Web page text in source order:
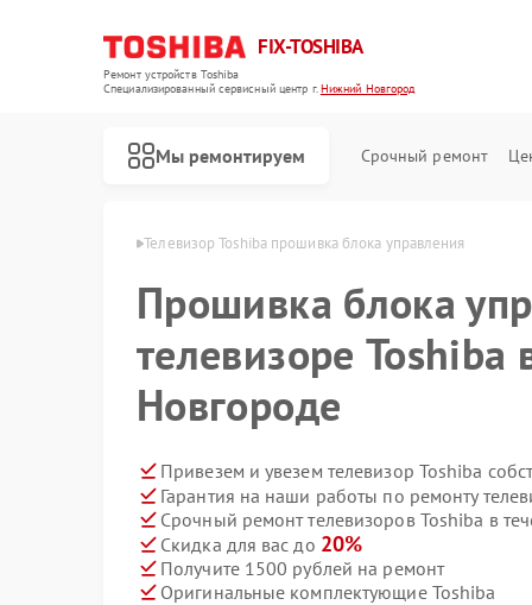
FIX-TOSHIBA
Ремонт устройств Toshiba
Специализированный cервисный центр г.Нижний Новгород
Мы ремонтируем Срочный ремонт
Нижнем Новгороде Телевизор Toshiba прошивка блока управления
Прошивка блока
телевизоре
Новгороде
Привезем и увезем телевизор Toshiba
Гарантия на наши работы по ремонту
Срочный ремонт телевизоров Toshiba в
Скидка для вас до 20%
Получите 1500 рублей на ремонт
Оригинальные комплектующие Toshiba